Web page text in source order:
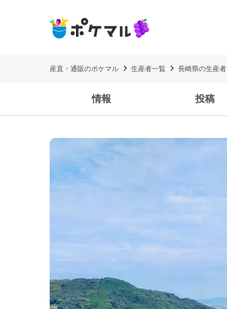
産直・通販のポケマル 生産者一覧 長崎県の生産者
情報 投稿